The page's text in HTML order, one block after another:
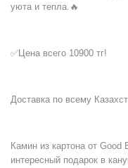
уюта и тепла.🔥
✅Цена всего 10900 тг!
Доставка по всему
Камин из картона от
интересный подарок в